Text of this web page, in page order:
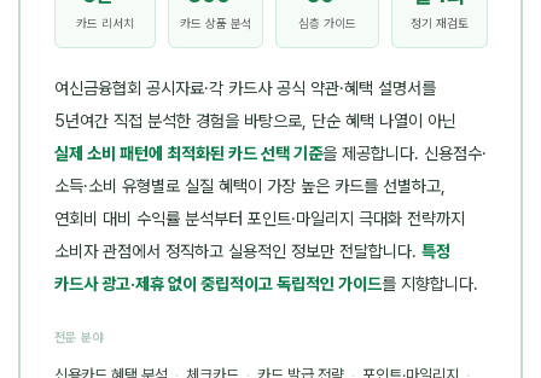
카드 리서치 카드 상품 분석 심층 가이드 정기 재검토
여신금융협회 공시자료·각 카드사 공식 약관·혜택 설명서를
5년여간 직접 분석한 경험을 바탕으로, 단순 혜택 나열이 아닌
실제 소비 패턴에 최적화된 카드 선택 기준을 제공합니다. 신용점수·
소득·소비 유형별로 실질 혜택이 가장 높은 카드를 선별하고,
연회비 대비 수익률 분석부터 포인트·마일리지 극대화 전략까지
소비자 관점에서 정직하고 실용적인 정보만 전달합니다. 특정
카드사 광고·제휴 없이 중립적이고 독립적인 가이드를 지향합니다.
전문 분야